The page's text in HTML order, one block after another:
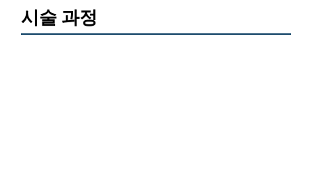
시술 과정